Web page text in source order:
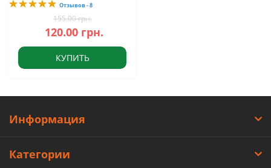
Отзывов - 8
155.00 грн.
120.00 грн.
КУПИТЬ
Информация
Категории